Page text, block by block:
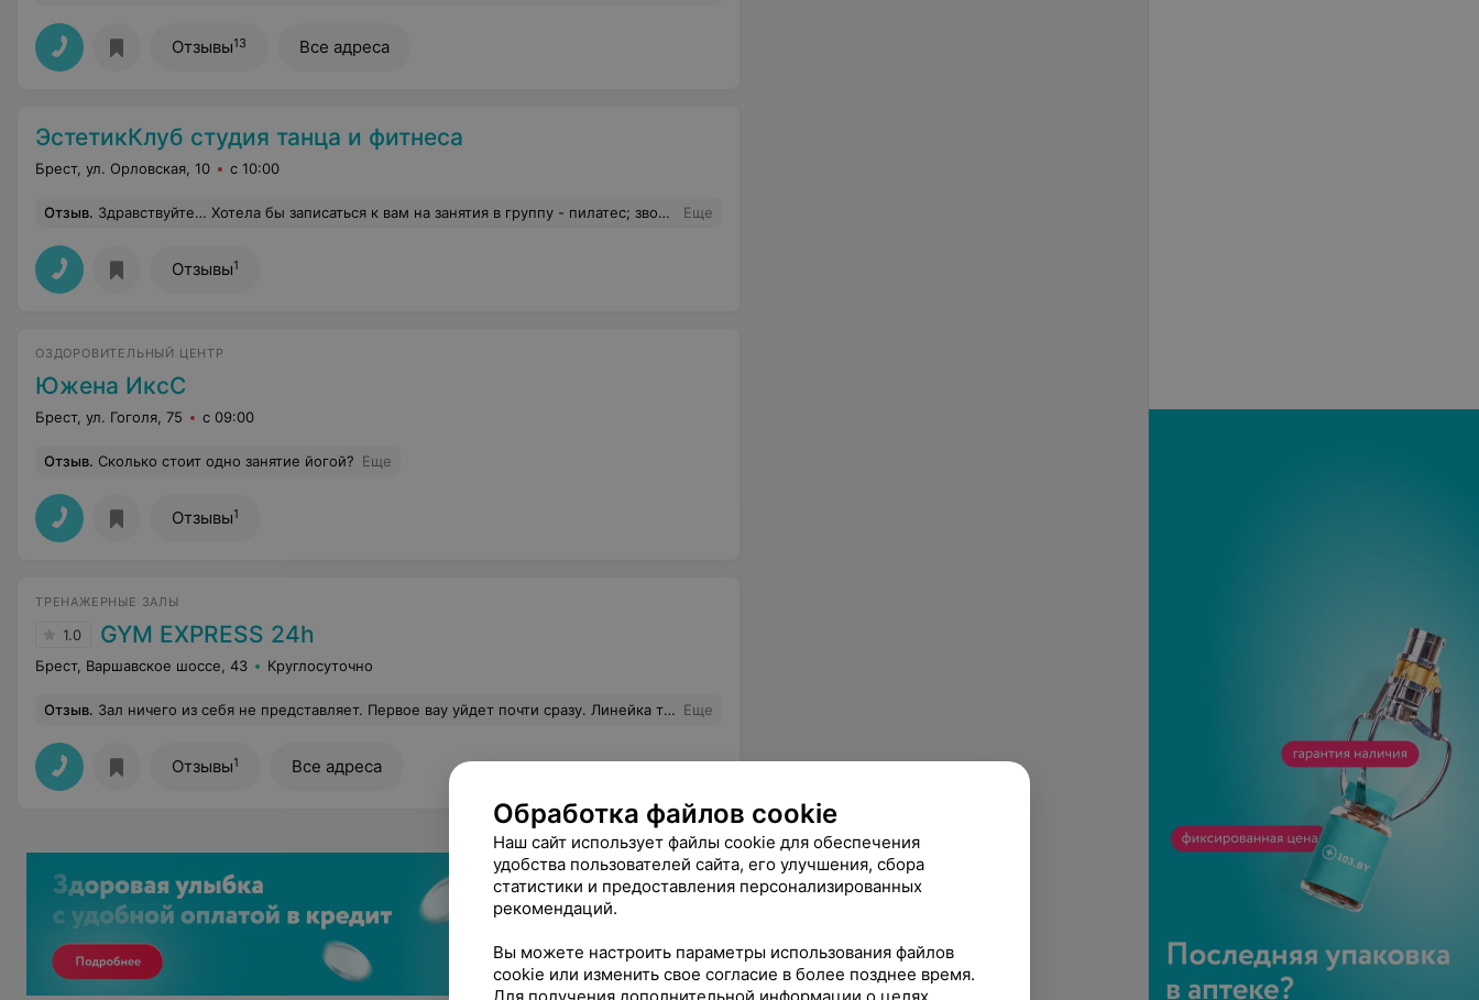
Отзывы13 Все адреса
ЭстетикКлуб студия танца и фитнеса
Брест, ул. Орловская, 10 с 10:00
Отзыв. Здравствуйте… Хотела бы записаться к вам на занятия в группу - пилатес; звонила по указанному в интернете мобильному ~ безуспешно; приходила в Ледовый' интересовалась' мне порекомендовали отзвониться по этому же номерномеру…Отзвонитесь мне' пожалуйста ' хочу узнать расписание ваших занятий Еще
Отзывы1
ОЗДОРОВИТЕЛЬНЫЙ ЦЕНТР
Южена ИксС
Брест, ул. Гоголя, 75 с 09:00
Отзыв. Сколько стоит одно занятие йогой? Еще
Отзывы1
ТРЕНАЖЕРНЫЕ ЗАЛЫ
1.0 GYM EXPRESS 24h
Брест, Варшавское шоссе, 43 Круглосуточно
Отзыв. Зал ничего из себя не представляет. Первое вау уйдет почти сразу. Линейка тренажеров китайская ужасная, ни о какой европейской линейке там и речи нет, периодически грязно очень, плесень в душах, турникет создает впечатление СИЗО, сделан видимо для того, чтобы не создавать рабочих мест людям, а максимально автоматизировать, беговые и кардио глючат, элипсы щелкают, и это все практически новое, сауна находится в раздевалке, пока оденешься уже весь мокрый снова, шкафчики проблемные, ноу хау оказалось - хау ноу. Зал имеет только визуал и то, на любителя и на одну фотосессию. Еще
Отзывы1 Все адреса
Обработка файлов cookie
Наш сайт использует файлы cookie для обеспечения
удобства пользователей сайта, его улучшения, сбора
статистики и предоставления персонализированных
рекомендаций.
Вы можете настроить параметры использования файлов
cookie или изменить свое согласие в более позднее время.
Для получения дополнительной информации о целях,